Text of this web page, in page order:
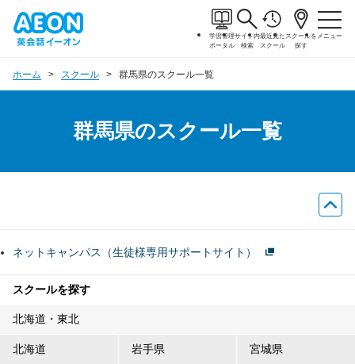
学習管理
ポータル
サイト内
検索
最近見た
スクール
スクールを
探す
メニュー
ホーム スクール 群馬県のスクール一覧
群馬県のスクール一覧
ネットキャンパス（生徒様専用サポートサイト）
スクールを探す
北海道・東北
北海道 岩手県 宮城県